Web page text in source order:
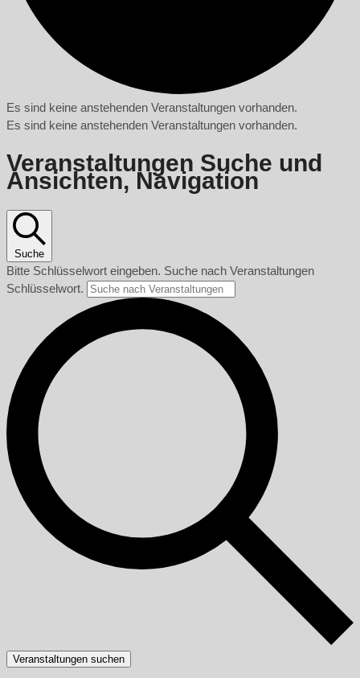
Es sind keine anstehenden Veranstaltungen vorhanden.
Es sind keine anstehenden Veranstaltungen vorhanden.
Veranstaltungen Suche und
Ansichten, Navigation
Suche
Bitte Schlüsselwort eingeben. Suche nach Veranstaltungen
Schlüsselwort.
Veranstaltungen suchen